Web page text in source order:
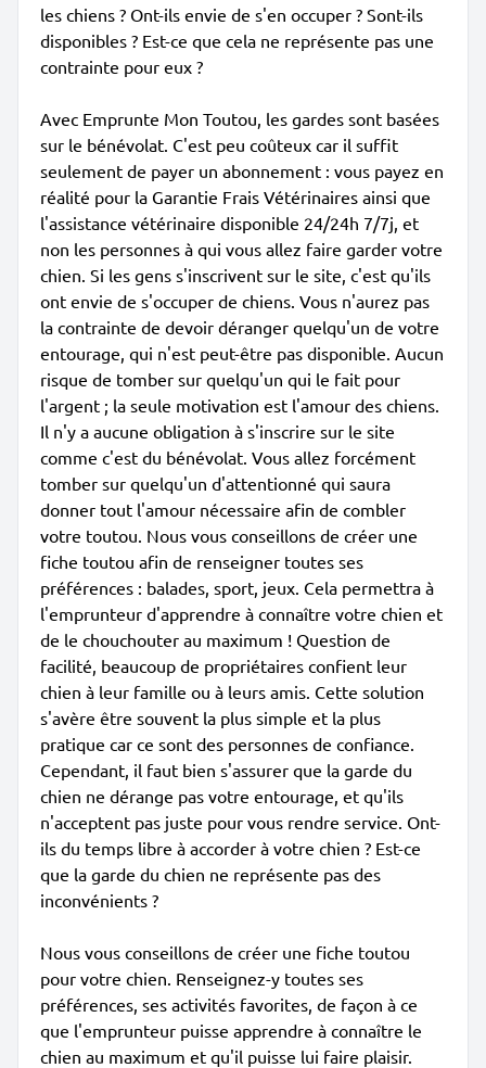
les chiens ? Ont-ils envie de s'en occuper ? Sont-ils
disponibles ? Est-ce que cela ne représente pas une
contrainte pour eux ?
Avec Emprunte Mon Toutou, les gardes sont basées
sur le bénévolat. C'est peu coûteux car il suffit
seulement de payer un abonnement : vous payez en
réalité pour la Garantie Frais Vétérinaires ainsi que
l'assistance vétérinaire disponible 24/24h 7/7j, et
non les personnes à qui vous allez faire garder votre
chien. Si les gens s'inscrivent sur le site, c'est qu'ils
ont envie de s'occuper de chiens. Vous n'aurez pas
la contrainte de devoir déranger quelqu'un de votre
entourage, qui n'est peut-être pas disponible. Aucun
risque de tomber sur quelqu'un qui le fait pour
l'argent ; la seule motivation est l'amour des chiens.
Il n'y a aucune obligation à s'inscrire sur le site
comme c'est du bénévolat. Vous allez forcément
tomber sur quelqu'un d'attentionné qui saura
donner tout l'amour nécessaire afin de combler
votre toutou. Nous vous conseillons de créer une
fiche toutou afin de renseigner toutes ses
préférences : balades, sport, jeux. Cela permettra à
l'emprunteur d'apprendre à connaître votre chien et
de le chouchouter au maximum ! Question de
facilité, beaucoup de propriétaires confient leur
chien à leur famille ou à leurs amis. Cette solution
s'avère être souvent la plus simple et la plus
pratique car ce sont des personnes de confiance.
Cependant, il faut bien s'assurer que la garde du
chien ne dérange pas votre entourage, et qu'ils
n'acceptent pas juste pour vous rendre service. Ont-
ils du temps libre à accorder à votre chien ? Est-ce
que la garde du chien ne représente pas des
inconvénients ?
Nous vous conseillons de créer une fiche toutou
pour votre chien. Renseignez-y toutes ses
préférences, ses activités favorites, de façon à ce
que l'emprunteur puisse apprendre à connaître le
chien au maximum et qu'il puisse lui faire plaisir.